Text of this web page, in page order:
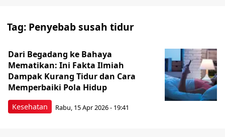
Tag: Penyebab susah tidur
Kesehatan
Dari Begadang ke Bahaya
Mematikan: Ini Fakta Ilmiah
Dampak Kurang Tidur dan Cara
Memperbaiki Pola Hidup
Rabu, 15 Apr 2026 - 19:41